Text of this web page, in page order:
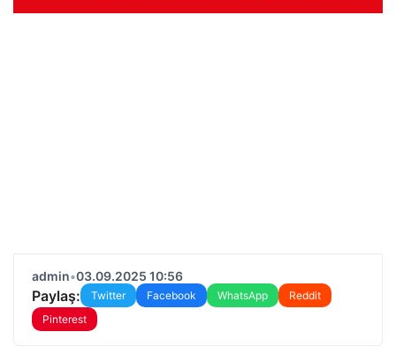
admin•03.09.2025 10:56
Paylaş: Twitter Facebook WhatsApp
Reddit
Pinterest